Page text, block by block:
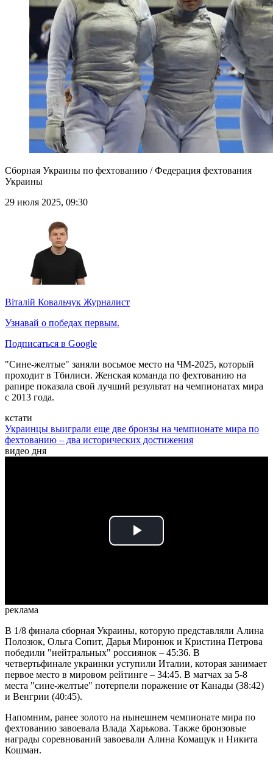
Сборная Украины по фехтованию / Федерация фехтования
Украины
29 июля 2025, 09:30
Віталій Ковальчук Журналист
Узнавай о победах первым.
Подписаться в Google
"Сине-желтые" заняли восьмое место на ЧМ-2025, который
проходит в Тбилиси. Женская команда по фехтованию на
рапире показала свой лучший результат на чемпионатах мира
с 2013 года.
кстати
Украинцы выиграли еще две бронзы на чемпионате мира по
фехтованию – два исторических достижения
видео дня
Play
реклама
В 1/8 финала сборная Украины, которую представляли Алина
Полозюк, Ольга Сопит, Дарья Миронюк и Кристина Петрова
победили "нейтральных" россиянок – 45:36. В
четвертьфинале украинки уступили Италии, которая занимает
первое место в мировом рейтинге – 34:45. В матчах за 5-8
места "сине-желтые" потерпели поражение от Канады (38:42)
и Венгрии (40:45).
Напомним, ранее золото на нынешнем чемпионате мира по
фехтованию завоевала Влада Харькова. Также бронзовые
награды соревнований завоевали Алина Комащук и Никита
Кошман.